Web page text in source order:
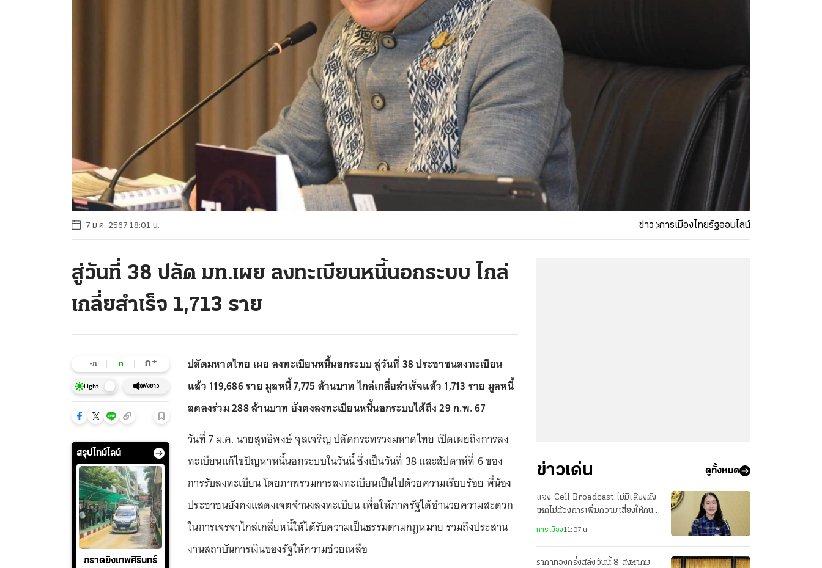
7 ม.ค. 2567 18:01 น. ข่าว การเมืองไทยรัฐออนไลน์
สู่วันที่ 38 ปลัด มท.เผย ลงทะเบียนหนี้นอกระบบ ไกล่
เกลี่ยสำเร็จ 1,713 ราย
-ก ก ก+
Light ฟังข่าว
สรุปไทม์ไลน์
กราดยิงเทพศิรินทร์
ปลัดมหาดไทย เผย ลงทะเบียนหนี้นอกระบบ สู่วันที่ 38 ประชาชนลงทะเบียน
แล้ว 119,686 ราย มูลหนี้ 7,775 ล้านบาท ไกล่เกลี่ยสำเร็จแล้ว 1,713 ราย มูลหนี้
ลดลงร่วม 288 ล้านบาท ยังคงลงทะเบียนหนี้นอกระบบได้ถึง 29 ก.พ. 67
วันที่ 7 ม.ค. นายสุทธิพงษ์ จุลเจริญ ปลัดกระทรวงมหาดไทย เปิดเผยถึงการลง
ทะเบียนแก้ไขปัญหาหนี้นอกระบบในวันนี้ ซึ่งเป็นวันที่ 38 และสัปดาห์ที่ 6 ของ
การรับลงทะเบียน โดยภาพรวมการลงทะเบียนเป็นไปด้วยความเรียบร้อย พี่น้อง
ประชาชนยังคงแสดงเจตจำนงลงทะเบียน เพื่อให้ภาครัฐได้อำนวยความสะดวก
ในการเจรจาไกล่เกลี่ยหนี้ให้ได้รับความเป็นธรรมตามกฎหมาย รวมถึงประสาน
งานสถาบันการเงินของรัฐให้ความช่วยเหลือ
ข่าวเด่น ดูทั้งหมด
แจง Cell Broadcast ไม่มีเสียงดัง
เหตุไม่ต้องการเพิ่มความเสี่ยงให้คนที่
หลบซ่อน
การเมือง11:07 น.
ราคาทองครึ่งสลึงวันนี้ 8 สิงหาคม